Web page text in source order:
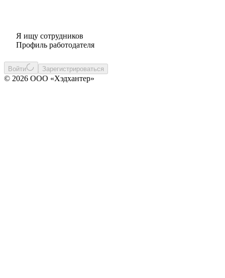
Я ищу сотрудников
Профиль работодателя
Войти Зарегистрироваться
© 2026 ООО «Хэдхантер»